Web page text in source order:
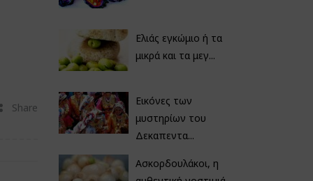
Share
Ελιάς εγκώμιο ή τα
μικρά και τα μεγ...
Εικόνες των
μυστηρίων του
Δεκαπεντα...
Ασκορδουλάκοι, η